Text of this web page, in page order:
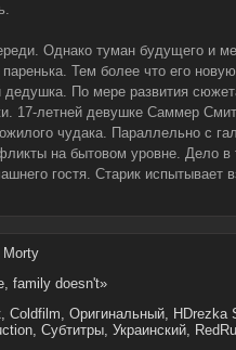
Однако туман будущего и
Тем более что его
дедушка. По мере развития
17-летней девушке Саммер
чудака. Параллельно с
на бытовом уровне. Дело
гостя. Старик испытывает
Morty
family doesn't»
Coldfilm, Оригинальный, HDrezka
Субтитры, Украинский,